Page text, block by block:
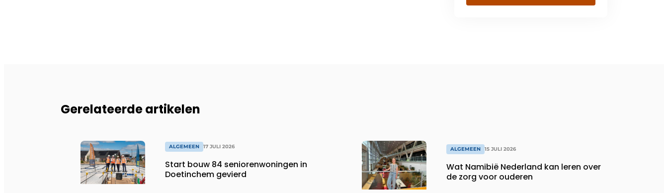
Gerelateerde artikelen
ALGEMEEN 17 JULI 2026
Start bouw 84 seniorenwoningen in
Doetinchem gevierd
ALGEMEEN 15 JULI 2026
Wat Namibië Nederland kan leren over
de zorg voor ouderen